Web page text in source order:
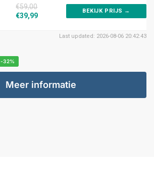
€59,00
€39,99
BEKIJK PRIJS →
Last updated: 2026-08-06 20:42:43
-32%
Meer informatie